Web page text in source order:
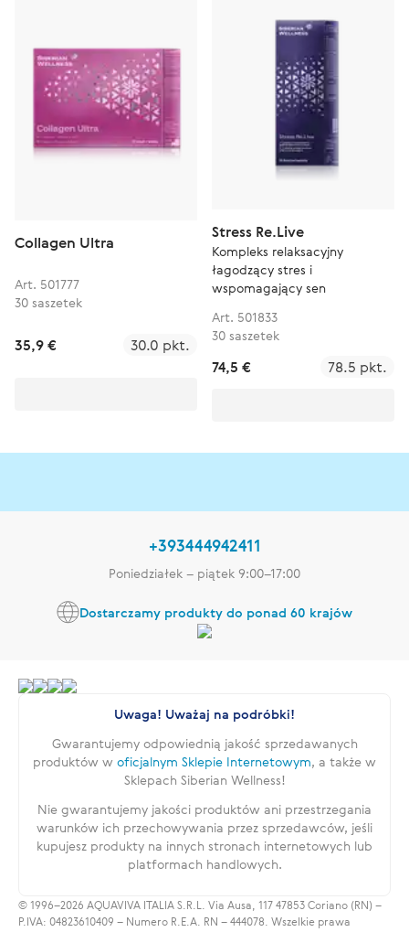
Collagen Ultra
Art. 501777
30 saszetek
35,9 € 30.0 pkt.
Stress Re.Live
Kompleks relaksacyjny
łagodzący stres i
wspomagający sen
Art. 501833
30 saszetek
74,5 € 78.5 pkt.
+393444942411
Poniedziałek – piątek 9:00–17:00
Dostarczamy produkty do ponad 60 krajów
Uwaga! Uważaj na podróbki!
Gwarantujemy odpowiednią jakość sprzedawanych
produktów w oficjalnym Sklepie Internetowym, a także w
Sklepach Siberian Wellness!
Nie gwarantujemy jakości produktów ani przestrzegania
warunków ich przechowywania przez sprzedawców, jeśli
kupujesz produkty na innych stronach internetowych lub
platformach handlowych.
© 1996–2026 AQUAVIVA ITALIA S.R.L. Via Ausa, 117 47853 Coriano (RN) –
P.IVA: 04823610409 – Numero R.E.A. RN – 444078. Wszelkie prawa